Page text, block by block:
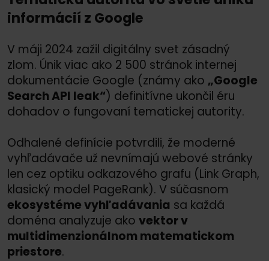
informácií z Google
V máji 2024 zažil digitálny svet zásadný
zlom. Únik viac ako 2 500 stránok internej
dokumentácie Google (známy ako „Google
Search API leak“) definitívne ukončil éru
dohadov o fungovaní tematickej autority.
Odhalené definície potvrdili, že moderné
vyhľadávače už nevnímajú webové stránky
len cez optiku odkazového grafu (Link Graph,
klasický model PageRank). V súčasnom
ekosystéme vyhľadávania sa každá
doména analyzuje ako vektor v
multidimenzionálnom matematickom
priestore.